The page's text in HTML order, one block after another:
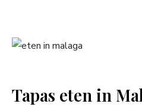
Tapas eten in